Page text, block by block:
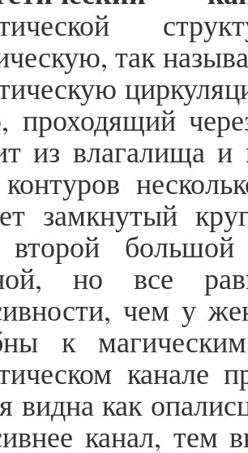
так
проходящий
из влагалища и
замкнутый
второй
но все
чем у
к
канале
видна как
канал, тем